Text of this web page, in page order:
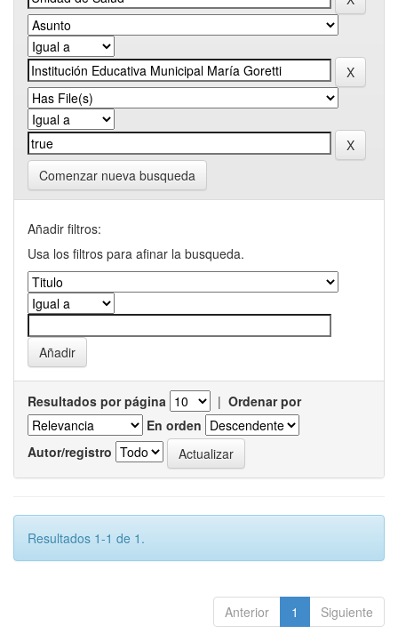
Comenzar nueva busqueda
Añadir filtros:
Usa los filtros para afinar la busqueda.
Resultados por página | Ordenar por
En orden
Autor/registro
Resultados 1-1 de 1.
Anterior 1 Siguiente